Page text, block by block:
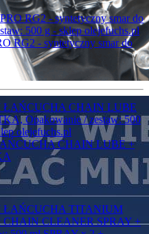
RG2 - syntetyczny smar do
CHAIN LUBE +